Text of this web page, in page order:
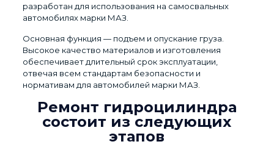
разработан для использования на самосвальных
автомобилях марки МАЗ.
Основная функция — подъем и опускание груза.
Высокое качество материалов и изготовления
обеспечивает длительный срок эксплуатации,
отвечая всем стандартам безопасности и
нормативам для автомобилей марки МАЗ.
Ремонт гидроцилиндра
состоит из следующих
этапов